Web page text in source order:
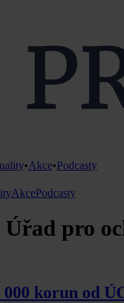
•Akce•Podcasty
AkcePodcasty
pro
korun od